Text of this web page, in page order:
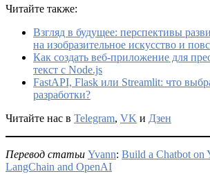
Читайте также:
Взгляд в будущее: перспективы
на изобразительное искусство и
Как создать веб-приложение для
текст с Node.js
FastAPI, Flask или Streamlit: что
разработки?
Читайте нас в Telegram, VK и Дзен
Перевод статьи Yvann: Build a Chatbot on
LangChain and OpenAI